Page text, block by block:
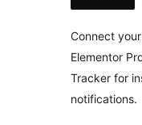
Connect
Elementor
Tracker for
notifications.